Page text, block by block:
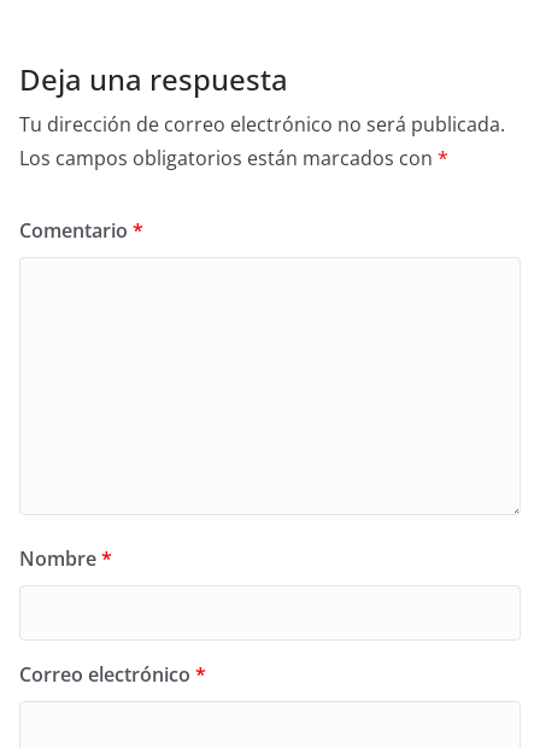
Deja una respuesta
Tu dirección de correo electrónico no será publicada.
Los campos obligatorios están marcados con *
Comentario *
Nombre*
Correo electrónico *